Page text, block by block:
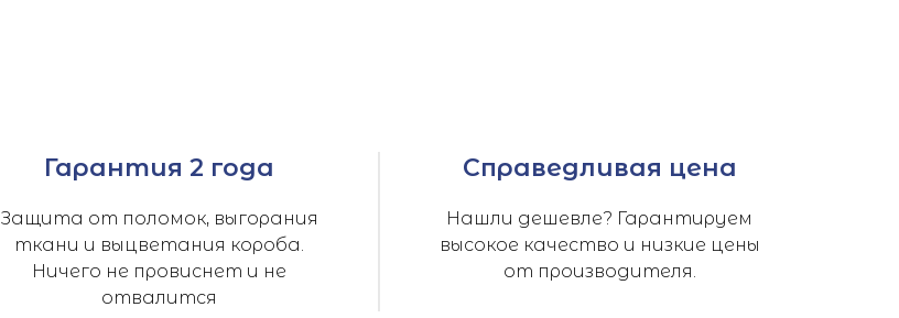
Гарантия 2 года
Защита от поломок, выгорания
ткани и выцветания короба.
Ничего не провиснет и не
отвалится
Справедливая цена
Нашли дешевле? Гарантируем
высокое качество и низкие цены
от производителя.